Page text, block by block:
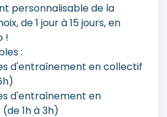
personnalisable de la
de 1 jour à 15 jours, en
!
:
d'entraînement en collectif
d'entraînement en
1h à 3h)